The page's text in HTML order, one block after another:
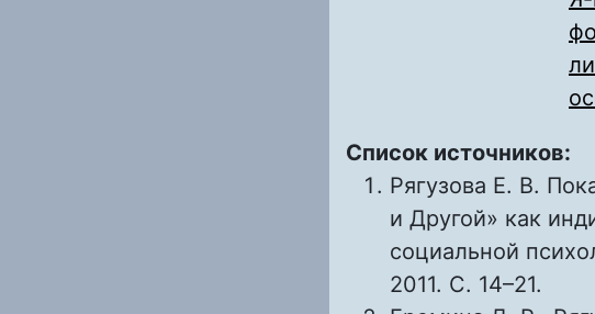
Список источников:
Рягузова Е. В.
и Другой» как
социальной
2011. С. 14–21.